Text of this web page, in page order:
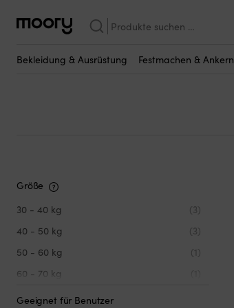
Suchen
nach:
Bekleidung & Ausrüstung Festmachen & Ankern
Baltic SUP Pro
Größe
30 - 40 kg
(3)
40 - 50 kg
(3)
50 - 60 kg
(1)
60 - 70 kg
70 - 80 kg
Geeignet für Benutzer